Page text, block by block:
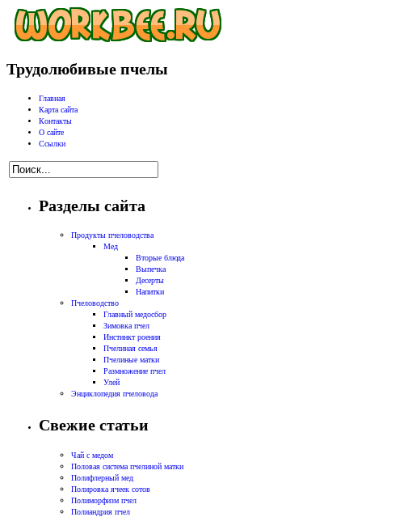
Трудолюбивые пчелы
Главная
Карта сайта
Контакты
О сайте
Ссылки
Разделы сайта
Продукты пчеловодства
Мед
Вторые блюда
Выпечка
Десерты
Напитки
Пчеловодство
Главный медосбор
Зимовка пчел
Инстинкт роения
Пчелиная семья
Пчелиные матки
Размножение пчел
Улей
Энциклопедия пчеловода
Свежие статьи
Чай с медом
Половая система пчелиной матки
Полифлерный мед
Полировка ячеек сотов
Полиморфизм пчел
Полиандрия пчел